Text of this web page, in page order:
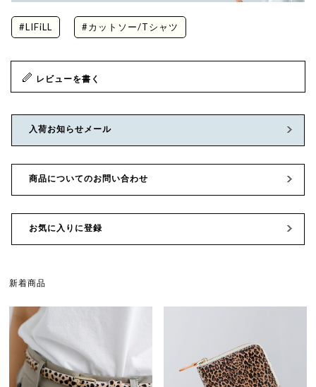
#LIFiLL #カットソー/Tシャツ
レビューを書く
入荷お知らせメール
商品についてのお問い合わせ
お気に入りに登録
新着商品